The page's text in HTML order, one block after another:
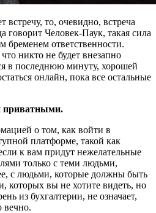
встречу, то, очевидно, встреча
говорит Человек-Паук, такая сила
бременем ответственности.
никто не будет внезапно
в последнюю минуту, хорошей
онлайн, пока все остальные
приватными.
о том, как войти в
платформе, такой как
к вам придут нежелательные
только с теми людьми,
с людьми, которые должны быть
которых вы не хотите видеть, но
из бухгалтерии, не означает,
вечно.